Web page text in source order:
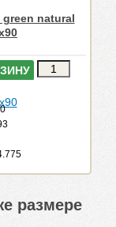
natural
размере